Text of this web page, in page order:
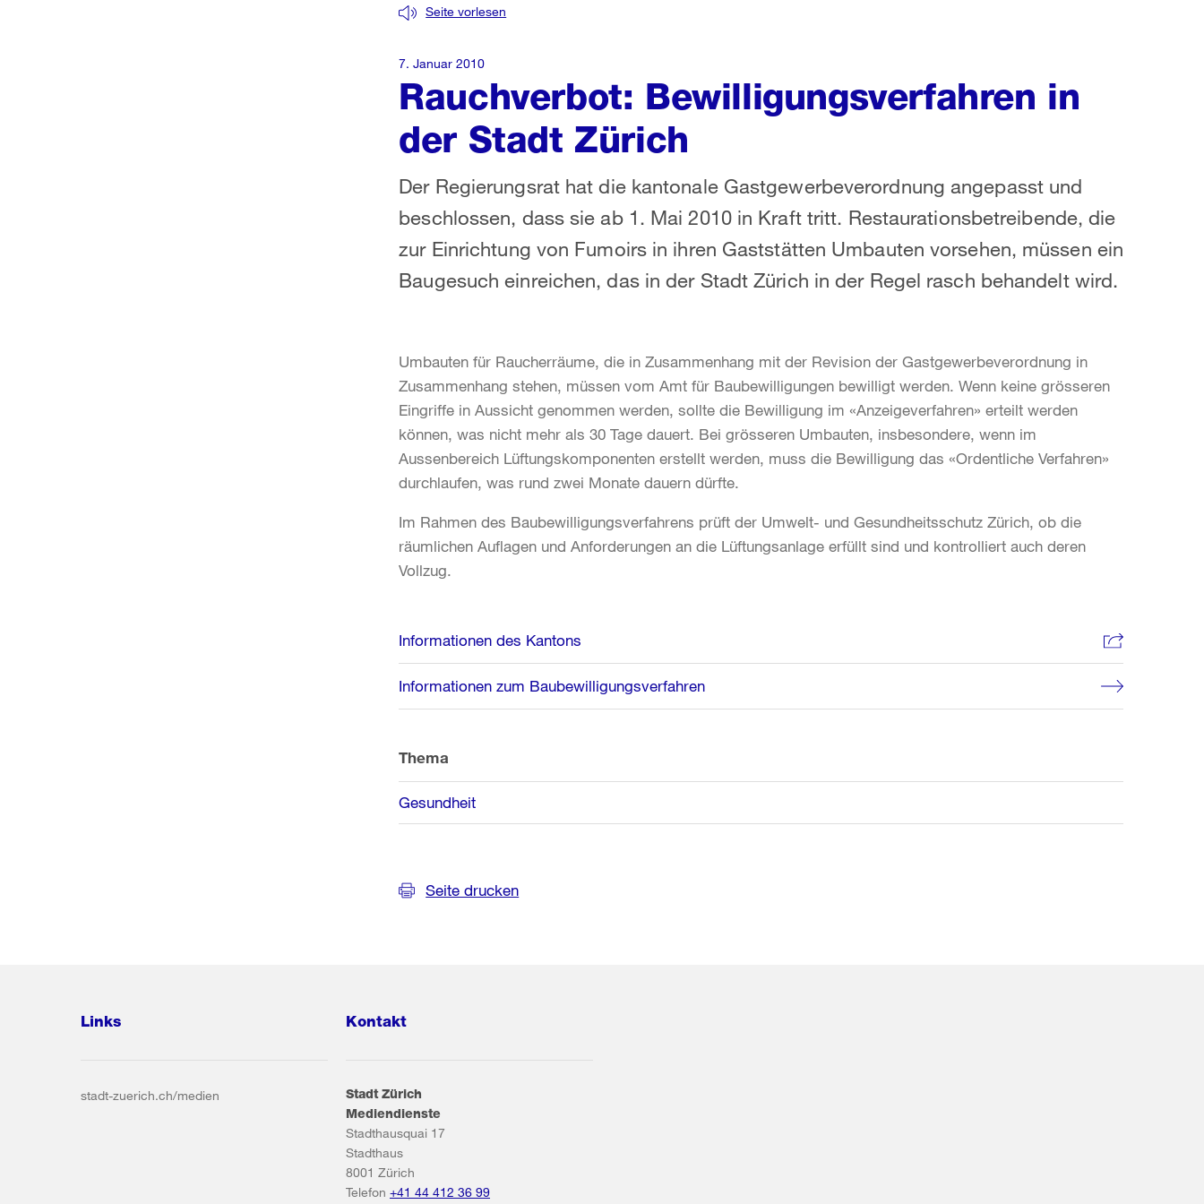
Rauchverbot: Bewilligungsverfahren in
der Stadt Zürich
Seite vorlesen
Der Regierungsrat hat die kantonale Gastgewerbeverordnung angepasst und
beschlossen, dass sie ab 1. Mai 2010 in Kraft tritt. Restaurationsbetreibende, die
zur Einrichtung von Fumoirs in ihren Gaststätten Umbauten vorsehen, müssen ein
Baugesuch einreichen, das in der Stadt Zürich in der Regel rasch behandelt wird.
7. Januar 2010
Umbauten für Raucherräume, die in Zusammenhang mit der Revision der Gastgewerbeverordnung in
Zusammenhang stehen, müssen vom Amt für Baubewilligungen bewilligt werden. Wenn keine grösseren
Eingriffe in Aussicht genommen werden, sollte die Bewilligung im «Anzeigeverfahren» erteilt werden
können, was nicht mehr als 30 Tage dauert. Bei grösseren Umbauten, insbesondere, wenn im
Aussenbereich Lüftungskomponenten erstellt werden, muss die Bewilligung das «Ordentliche Verfahren»
durchlaufen, was rund zwei Monate dauern dürfte.
Im Rahmen des Baubewilligungsverfahrens prüft der Umwelt- und Gesundheitsschutz Zürich, ob die
räumlichen Auflagen und Anforderungen an die Lüftungsanlage erfüllt sind und kontrolliert auch deren
Vollzug.
Weitere
Informationen
Informationen des Kantons
Informationen zum Baubewilligungsverfahren
Thema
Gesundheit
Seite drucken
Links
stadt-zuerich.ch/medien
Kontakt
Stadt Zürich
Mediendienste
Stadthausquai 17
Stadthaus
8001 Zürich
Telefon +41 44 412 36 99